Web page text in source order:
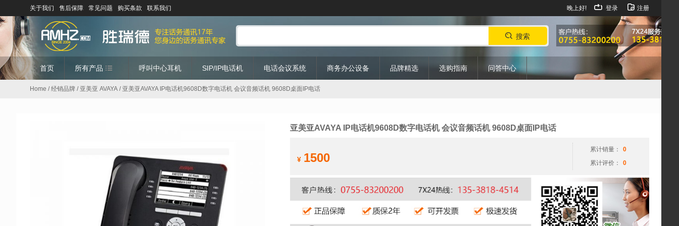
关于我们 售后保障 常见问题 购买条款 联系我们 晚上好! 登录 注册
搜索
首页 所有产品 呼叫中心耳机 SIP/IP电话机 电话会议系统 商务办公设备 品牌精选 选购指南 问答中心
Home /经销品牌 / 亚美亚 AVAYA / 亚美亚AVAYA IP电话机9608D数字电话机 会议音频话机 9608D桌面IP电话
亚美亚AVAYA IP电话机9608D数字电话机 会议音频话机 9608D桌面IP电话
¥ 1500
累计销量：
0
累计评价：
0